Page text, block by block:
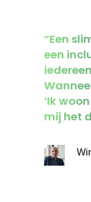
“Een
een
‘Ik
mij het